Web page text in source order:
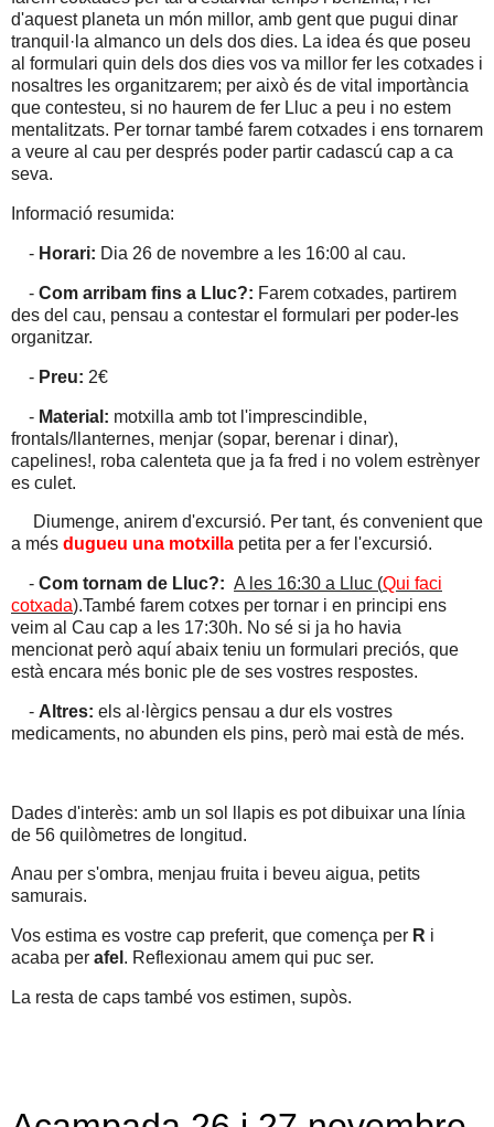
d'aquest planeta un món millor, amb gent que pugui dinar
tranquil·la almanco un dels dos dies. La idea és que poseu
al formulari quin dels dos dies vos va millor fer les cotxades i
nosaltres les organitzarem; per això és de vital importància
que contesteu, si no haurem de fer Lluc a peu i no estem
mentalitzats. Per tornar també farem cotxades i ens tornarem
a veure al cau per després poder partir cadascú cap a ca
seva.
Informació resumida:
- Horari: Dia 26 de novembre a les 16:00 al cau.
- Com arribam fins a Lluc?: Farem cotxades, partirem
des del cau, pensau a contestar el formulari per poder-les
organitzar.
- Preu: 2€
- Material: motxilla amb tot l'imprescindible,
frontals/llanternes, menjar (sopar, berenar i dinar),
capelines!, roba calenteta que ja fa fred i no volem estrènyer
es culet.
Diumenge, anirem d'excursió. Per tant, és convenient que
a més dugueu una motxilla petita per a fer l'excursió.
- Com tornam de Lluc?: A les 16:30 a Lluc (Qui faci
cotxada).També farem cotxes per tornar i en principi ens
veim al Cau cap a les 17:30h. No sé si ja ho havia
mencionat però aquí abaix teniu un formulari preciós, que
està encara més bonic ple de ses vostres respostes.
- Altres: els al·lèrgics pensau a dur els vostres
medicaments, no abunden els pins, però mai està de més.
Dades d'interès: amb un sol llapis es pot dibuixar una línia
de 56 quilòmetres de longitud.
Anau per s'ombra, menjau fruita i beveu aigua, petits
samurais.
Vos estima es vostre cap preferit, que comença per R i
acaba per afel . Reflexionau amem qui puc ser.
La resta de caps també vos estimen, supòs.